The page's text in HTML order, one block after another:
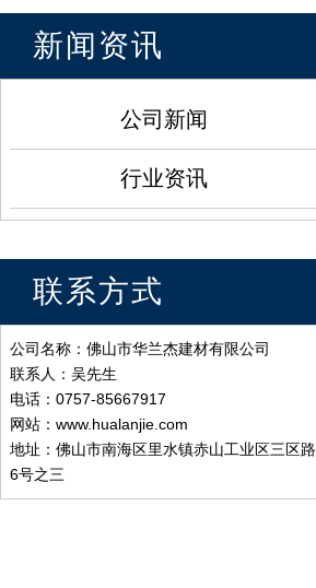
新闻资讯
公司新闻
行业资讯
联系方式
公司名称：佛山市华兰杰建材有限公司
联系人：吴先生
电话：0757-85667917
网站：www.hualanjie.com
地址：佛山市南海区里水镇赤山工业区三区路
6号之三